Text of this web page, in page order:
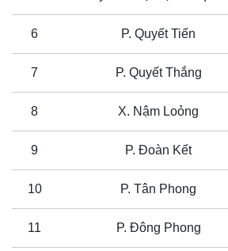
6 P. Quyết Tiến
7 P. Quyết Thắng
8 X. Nậm Loỏng
9 P. Đoàn Kết
10 P. Tân Phong
11 P. Đông Phong